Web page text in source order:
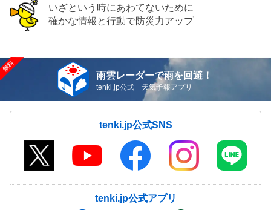
いざという時にあわてないために
確かな情報と行動で防災力アップ
雨雲レーダーで雨を回避！
tenki.jp公式 天気予報アプリ
tenki.jp公式SNS
tenki.jp公式アプリ